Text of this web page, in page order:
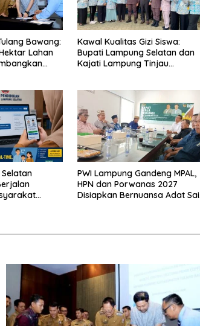
Bawang:
Lahan
Kawal Kualitas Gizi Siswa:
Bupati Lampung Selatan dan
Kajati Lampung Tinjau
PWI Lampung Gandeng MPAL,
HPN dan Porwanas 2027
Disiapkan Bernuansa Adat Sai